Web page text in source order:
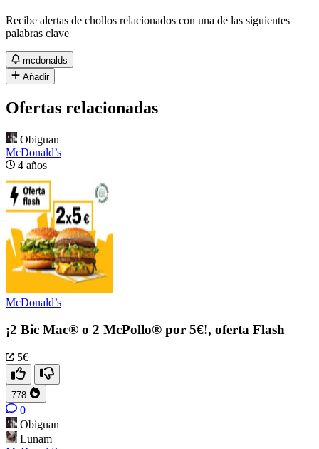
Recibe alertas de chollos relacionados con una de las siguientes
palabras clave
mcdonalds
Añadir
Ofertas relacionadas
Obiguan
McDonald’s
4 años
McDonald’s
¡2 Bic Mac® o 2 McPollo® por 5€!, oferta Flash
5€
778
0
Obiguan
Lunam